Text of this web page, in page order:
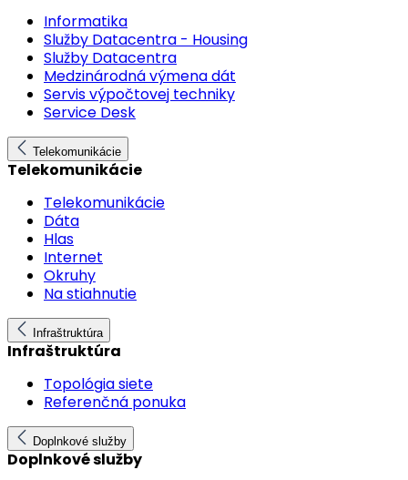
Informatika
Služby Datacentra - Housing
Služby Datacentra
Medzinárodná výmena dát
Servis výpočtovej techniky
Service Desk
Telekomunikácie
Telekomunikácie
Telekomunikácie
Dáta
Hlas
Internet
Okruhy
Na stiahnutie
Infraštruktúra
Infraštruktúra
Topológia siete
Referenčná ponuka
Doplnkové služby
Doplnkové služby